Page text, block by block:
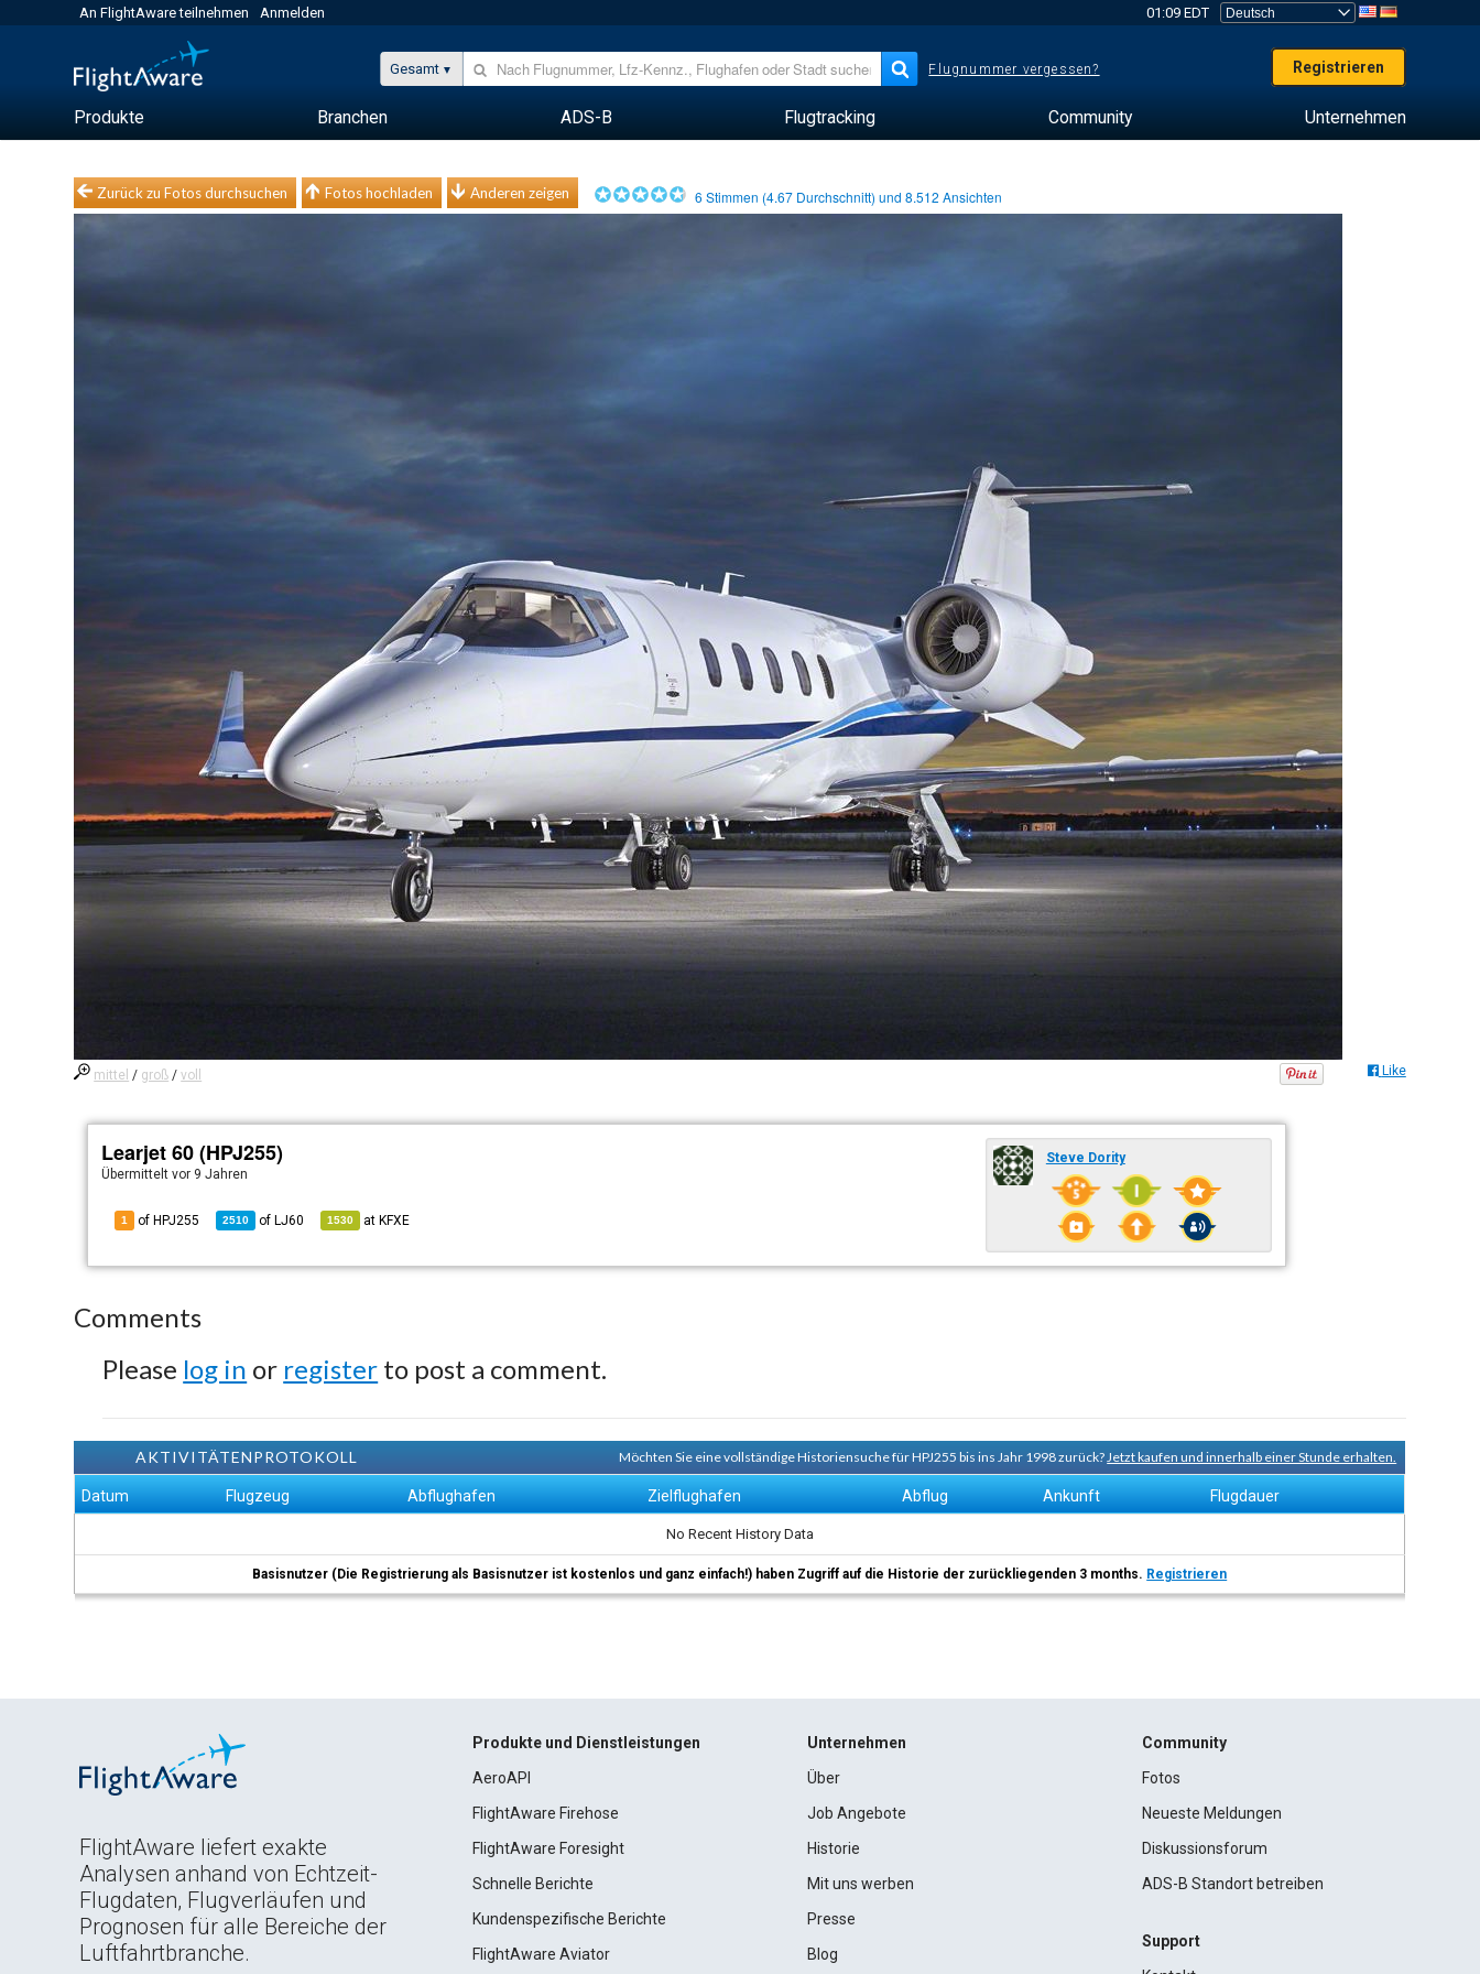
An FlightAware teilnehmen Anmelden 01:09 EDT
Gesamt Flugnummer vergessen? Registrieren
Produkte Branchen ADS-B Flugtracking Community Unternehmen
Zurück zu Fotos durchsuchen Fotos hochladen Anderen zeigen 6 Stimmen (4.67 Durchschnitt) und8.512 Ansichten
mittel / groß /voll Like
Learjet 60 (HPJ255)
Übermitteltvor 9 Jahren
1 of HPJ255 2510 of LJ60 1530 at KFXE
Steve Dority
Comments
Please log in or register to post a comment.
AKTIVITÄTENPROTOKOLL Möchten Sie eine vollständige Historiensuche für HPJ255 bis ins Jahr 1998 zurück?Jetzt kaufen und innerhalb einer Stunde erhalten.
Datum Flugzeug Abflughafen Zielflughafen Abflug Ankunft Flugdauer
No Recent History Data
Basisnutzer (Die Registrierung als Basisnutzer ist kostenlos und ganz einfach!) haben Zugriff auf die Historie der zurückliegenden 3 months. Registrieren
FlightAware liefert exakte
Analysen anhand von Echtzeit-
Flugdaten, Flugverläufen und
Prognosen für alle Bereiche der
Luftfahrtbranche.
Produkte und Dienstleistungen
AeroAPI
FlightAware Firehose
FlightAware Foresight
Schnelle Berichte
Kundenspezifische Berichte
FlightAware Aviator
Unternehmen
Über
Job Angebote
Historie
Mit uns werben
Presse
Blog
Community
Fotos
Neueste Meldungen
Diskussionsforum
ADS-B Standort betreiben
Support